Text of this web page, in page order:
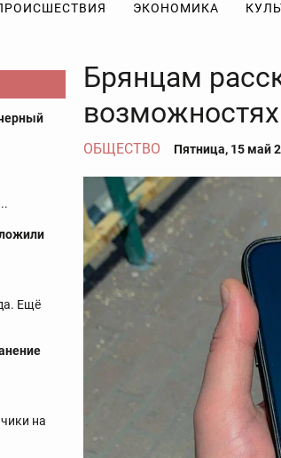
ЭКОНОМИКА
Ещё
на
Брянцам
ОБЩЕСТВО Пятница, 15 май